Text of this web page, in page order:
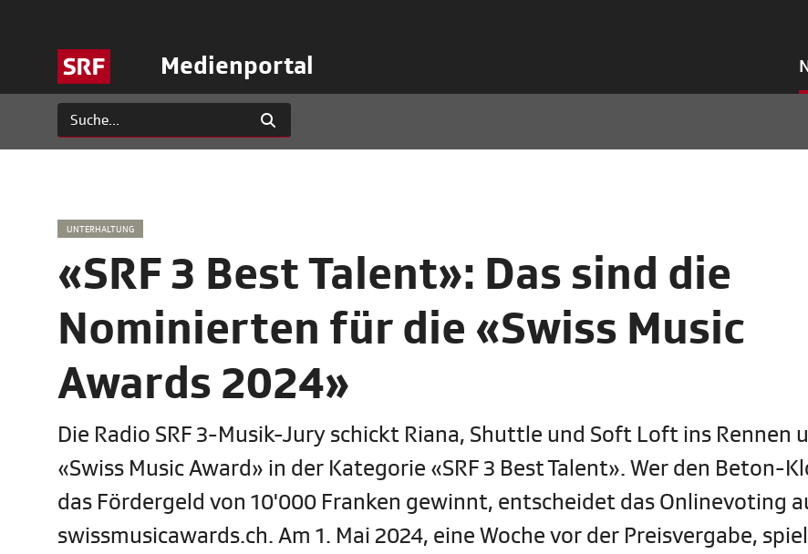
Medienportal
UNTERHALTUNG
«SRF 3 Best Talent»: Das sind die
Nominierten für die «Swiss Music
Awards 2024»
Die Radio SRF 3-Musik-Jury schickt Riana, Shuttle und Soft Loft ins Rennen
«Swiss Music Award» in der Kategorie «SRF 3 Best Talent». Wer den Beton-
das Fördergeld von 10'000 Franken gewinnt, entscheidet das Onlinevoting
swissmusicawards.ch. Am 1. Mai 2024, eine Woche vor der Preisvergabe,